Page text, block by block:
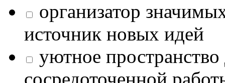
организатор
источник новых идей
уютное